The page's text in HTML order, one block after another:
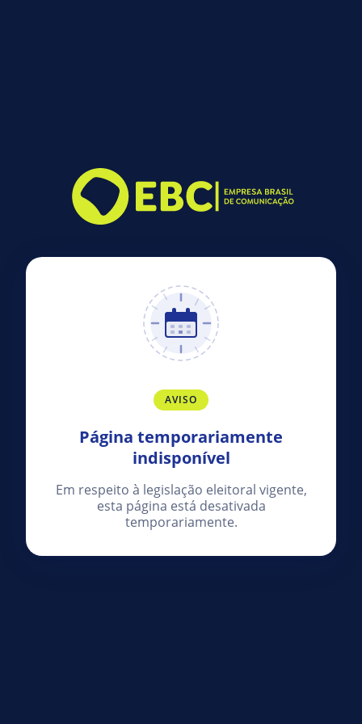
AVISO
Página temporariamente
indisponível
Em respeito à legislação eleitoral vigente,
esta página está desativada
temporariamente.